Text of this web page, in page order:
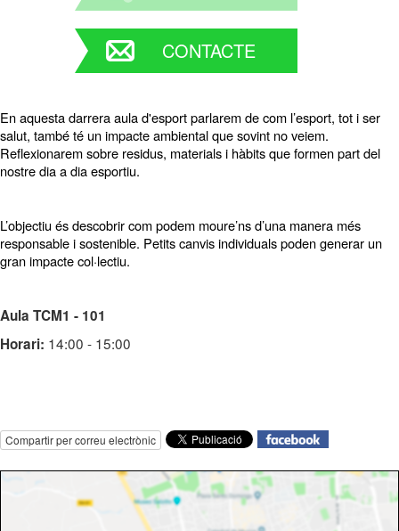
CONTACTE
En aquesta darrera aula d'esport parlarem de com l’esport, tot i ser
salut, també té un impacte ambiental que sovint no veiem.
Reflexionarem sobre residus, materials i hàbits que formen part del
nostre dia a dia esportiu.
L’objectiu és descobrir com podem moure’ns d’una manera més
responsable i sostenible. Petits canvis individuals poden generar un
gran impacte col·lectiu.
Aula TCM1 - 101
Horari: 14:00 - 15:00
Compartir per correu electrònic